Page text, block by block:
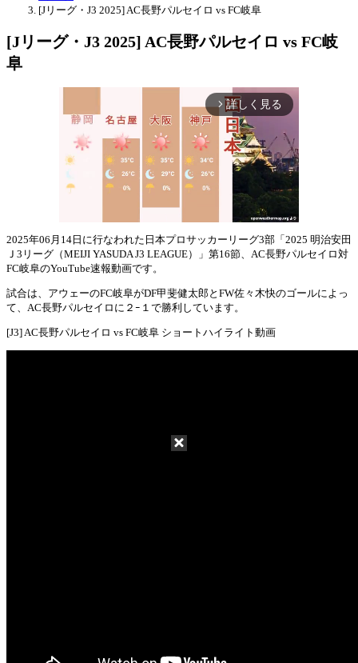
[Jリーグ・J3 2025] AC長野パルセイロ vs FC岐阜
[Jリーグ・J3 2025] AC長野パルセイロ vs FC岐
阜
arrow_forward_ios 詳しく見る
2025年06月14日に行なわれた日本プロサッカーリーグ3部「2025 明治安田
Ｊ3リーグ（MEIJI YASUDA J3 LEAGUE）」第16節、AC長野パルセイロ対
FC岐阜のYouTube速報動画です。
試合は、アウェーのFC岐阜がDF甲斐健太郎とFW佐々木快のゴールによっ
て、AC長野パルセイロに２ｰ１で勝利しています。
[J3] AC長野パルセイロ vs FC岐阜 ショートハイライト動画